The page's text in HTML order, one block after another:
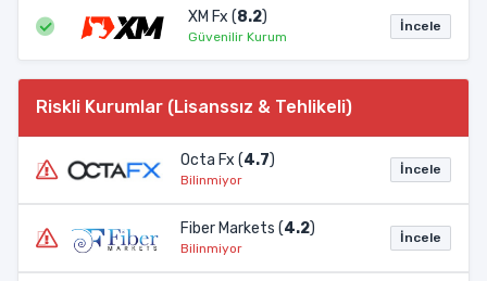
XM Fx (8.2)
Güvenilir Kurum
İncele
Riskli Kurumlar (Lisanssız & Tehlikeli)
Octa Fx (4.7)
Bilinmiyor
İncele
Fiber Markets (4.2)
Bilinmiyor
İncele